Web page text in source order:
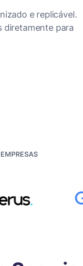
e replicável.
diretamente para